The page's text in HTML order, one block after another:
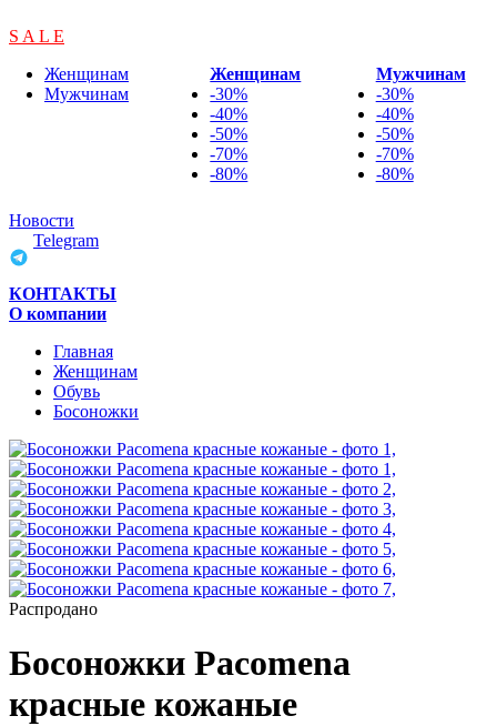
S A L E
Женщинам
Мужчинам
Женщинам
-30%
-40%
-50%
-70%
-80%
Мужчинам
-30%
-40%
-50%
-70%
-80%
Новости
Telegram
КОНТАКТЫ
О компании
Главная
Женщинам
Обувь
Босоножки
Распродано
Босоножки Pacomena
красные кожаные